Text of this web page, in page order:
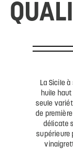
La Sicile
huile haut
seule
de
délicate
supérieure